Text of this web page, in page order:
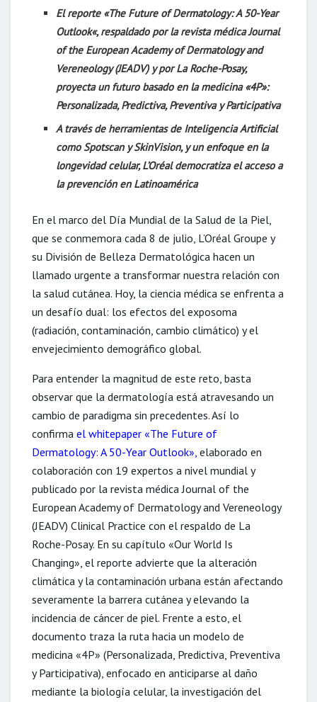
El reporte «The Future of Dermatology: A 50-Year
Outlook«, respaldado por la revista médica Journal
of the European Academy of Dermatology and
Vereneology (JEADV) ypor La Roche-Posay,
proyecta un futuro basado en la medicina «4P»:
Personalizada, Predictiva, Preventiva y Participativa
A través de herramientas de Inteligencia Artificial
como Spotscan y SkinVision,y un enfoque en la
longevidad celular,L’Oréal democratiza el acceso a
la prevenciónen Latinoamérica
En el marco del Día Mundial de la Salud de la Piel,
que se conmemora cada 8 de julio, L’Oréal Groupe y
su División de Belleza Dermatológica hacen un
llamado urgente a transformar nuestra relación con
la salud cutánea. Hoy, la ciencia médica se enfrenta a
un desafío dual: los efectos del exposoma
(radiación, contaminación, cambio climático) y el
envejecimiento demográfico global.
Para entender la magnitud de este reto, basta
observar que la dermatología está atravesando un
cambio de paradigma sin precedentes. Así lo
confirma el whitepaper «The Future of
Dermatology: A 50-Year Outlook», elaborado en
colaboración con 19 expertos a nivel mundial y
publicado por la revista médica Journal of the
European Academy of Dermatology and Vereneology
(JEADV) Clinical Practice con el respaldo de La
Roche-Posay. En su capítulo «Our World Is
Changing», el reporte advierte que la alteración
climática y la contaminación urbana están afectando
severamente la barrera cutánea y elevando la
incidencia de cáncer de piel. Frente a esto, el
documento traza la ruta hacia un modelo de
medicina «4P» (Personalizada, Predictiva, Preventiva
y Participativa), enfocado en anticiparse al daño
mediante la biología celular, la investigación del